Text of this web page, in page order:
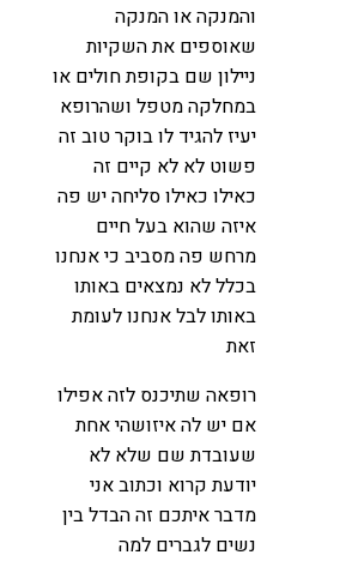
והמנקה או המנקה
שאוספים את השקיות
ניילון שם בקופת חולים או
במחלקה מטפל ושהרופא
יעיז להגיד לו בוקר טוב זה
פשוט לא לא קיים זה
כאילו כאילו סליחה יש פה
איזה שהוא בעל חיים
מרחש פה מסביב כי אנחנו
בכלל לא נמצאים באותו
באותו לבל אנחנו לעומת
זאת
רופאה שתיכנס לזה אפילו
אם יש לה איזושהי אחת
שעובדת שם שלא לא
יודעת קרוא וכתוב אני
מדבר איתכם זה הבדל בין
נשים לגברים למה